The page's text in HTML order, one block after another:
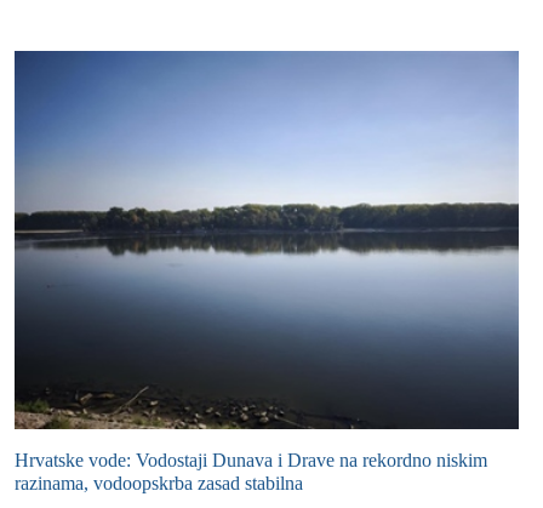
Hrvatske vode: Vodostaji Dunava i Drave na rekordno niskim
razinama, vodoopskrba zasad stabilna